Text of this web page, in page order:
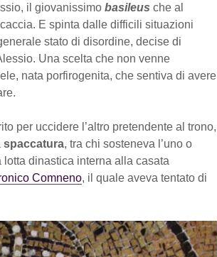
il giovanissimo basileus che al
E spinta dalle difficili situazioni
stato di disordine, decise di
Una scelta che non venne
nata porfirogenita, che sentiva di avere
per uccidere l’altro pretendente al trono,
spaccatura, tra chi sosteneva l’uno o
lotta dinastica interna alla casata
Comneno, il quale aveva tentato di